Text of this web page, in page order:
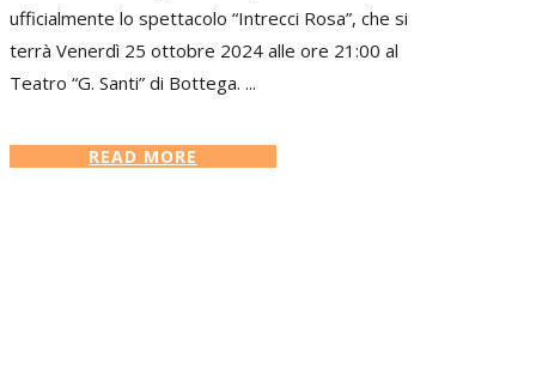
ufficialmente lo spettacolo “Intrecci Rosa”, che si
terrà Venerdì 25 ottobre 2024 alle ore 21:00 al
Teatro “G. Santi” di Bottega. ...
READ MORE